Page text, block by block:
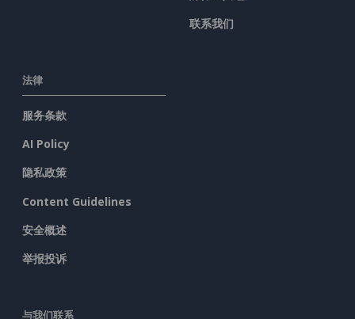
联系我们
法律
服务条款
AI Policy
隐私政策
Content Guidelines
安全概述
举报投诉
与我们联系